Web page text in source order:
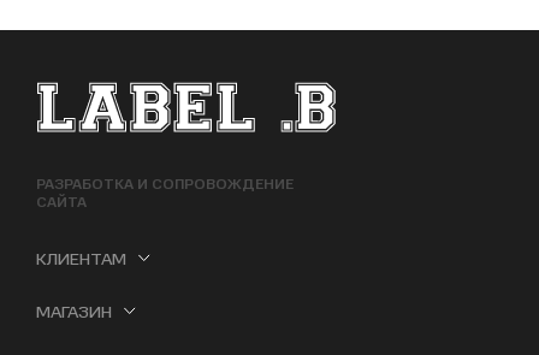
ФУТЕР САЙТА
РАЗРАБОТКА И СОПРОВОЖДЕНИЕ
САЙТА
КЛИЕНТАМ
МАГАЗИН